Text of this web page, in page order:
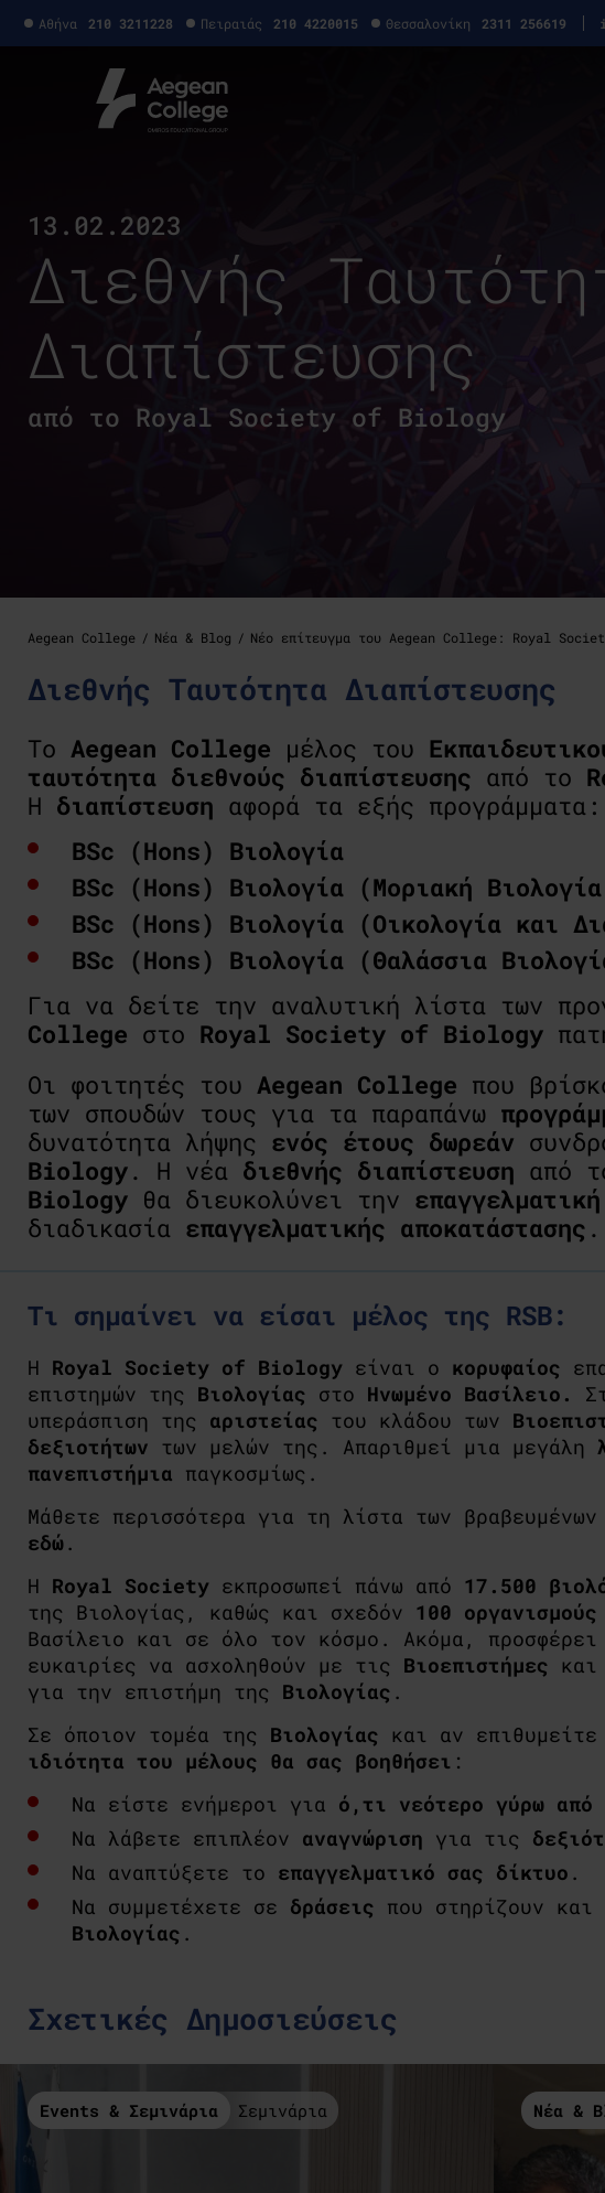
Αθήνα 210 3211228 Πειραιάς 210 4220015 Θεσσαλονίκη 2311 256619
13.02.2023
Διεθνής
Διαπίστευσης
από το Royal Society of Biology
Aegean College Νέα & Blog Νέο επίτευγμα του Aegean College: Royal
Διεθνής Ταυτότητα Διαπίστευσης
Το Aegean College μέλος του
ταυτότητα διεθνούς διαπίστευσης από το
Η διαπίστευση αφορά τα εξής προγράμματα:
BSc (Hons) Βιολογία
BSc (Hons) Βιολογία (Μοριακή
BSc (Hons) Βιολογία (Οικολογία και
BSc (Hons) Βιολογία (Θαλάσσια
Για να δείτε την αναλυτική λίστα των
College στο Royal Society of Biology
Οι φοιτητές του Aegean College που
των σπουδών τους για τα παραπάνω
δυνατότητα λήψης ενός έτους δωρεάν
Biology. Η νέα διεθνής διαπίστευση από
Biology θα διευκολύνει την
διαδικασία επαγγελματικής αποκατάστασης .
Τι σημαίνει να είσαι μέλος της RSB:
Η Royal Society of Biology είναι ο κορυφαίος
επιστημών της Βιολογίας στο Ηνωμένο Βασίλειο.
υπεράσπιση της αριστείας του κλάδου των
δεξιοτήτων των μελών της. Απαριθμεί μια μεγάλη
πανεπιστήμια παγκοσμίως.
Μάθετε περισσότερα για τη λίστα των
εδώ.
Η Royal Society εκπροσωπεί πάνω από 17.500
της Βιολογίας, καθώς και σχεδόν 100 οργανισμούς
Βασίλειο και σε όλο τον κόσμο. Ακόμα,
ευκαιρίες να ασχοληθούν με τις Βιοεπιστήμες
για την επιστήμη της Βιολογίας .
Σε όποιον τομέα της Βιολογίας και αν
ιδιότητα του μέλους θα σας βοηθήσει :
Να είστε ενήμεροι για ό,τι νεότερo γύρω από
Να λάβετε επιπλέον αναγνώριση για τις
Να αναπτύξετε το επαγγελματικό σας δίκτυο .
Να συμμετέχετε σε δράσεις που στηρίζουν και
Bιολογίας .
Σχετικές Δημοσιεύσεις
Events & Σεμινάρια Σεμινάρια Νέα &